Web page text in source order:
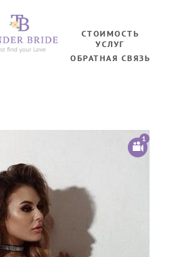
СТОИМОСТЬ
УСЛУГ
ОБРАТНАЯ СВЯЗЬ
1